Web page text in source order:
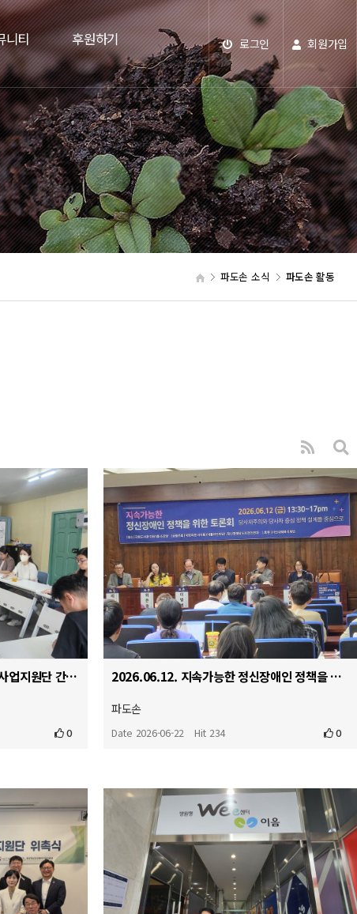
니티 후원하기 로그인 회원가입
파도손 소식 파도손 활동
2026.06.17. 중앙정신건강복지사업지원단 간담회
0
2026.06.12. 지속가능한 정신장애인 정책을 위한 토론회
파도손
Date 2026-06-22 Hit 234 0